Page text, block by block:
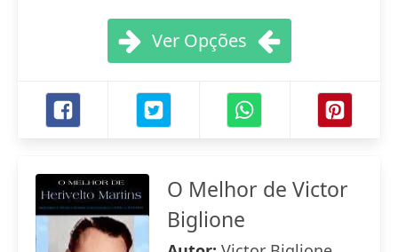
Ver Opções
O Melhor de Victor
Biglione